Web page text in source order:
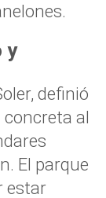
y
definió
al
El parque
estar